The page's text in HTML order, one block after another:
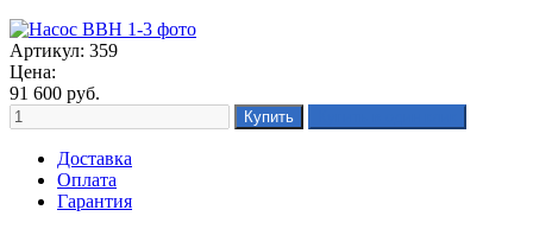
Артикул: 359
Цена:
91 600 руб.
Доставка
Оплата
Гарантия